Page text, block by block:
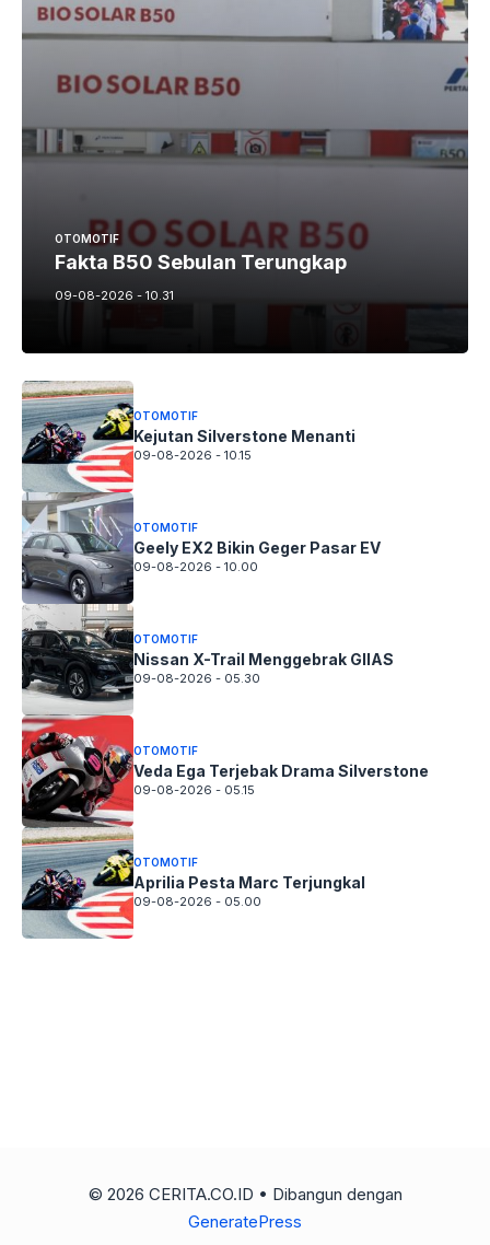
OTOMOTIF
Fakta B50 Sebulan Terungkap
09-08-2026 - 10.31
OTOMOTIF
Kejutan Silverstone Menanti
09-08-2026 - 10.15
OTOMOTIF
Geely EX2 Bikin Geger Pasar EV
09-08-2026 - 10.00
OTOMOTIF
Nissan X-Trail Menggebrak GIIAS
09-08-2026 - 05.30
OTOMOTIF
Veda Ega Terjebak Drama Silverstone
09-08-2026 - 05.15
OTOMOTIF
Aprilia Pesta Marc Terjungkal
09-08-2026 - 05.00
© 2026 CERITA.CO.ID • Dibangun dengan
GeneratePress